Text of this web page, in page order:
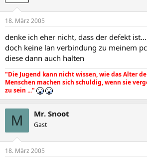
18. März 2005
denke ich eher nicht, dass der defekt
doch keine lan verbindung zu meinem
diese dann auch halten
"Die Jugend kann nicht wissen, wie das Alter
Menschen machen sich schuldig, wenn sie
zu sein ..."
M Mr. Snoot
Gast
18. März 2005